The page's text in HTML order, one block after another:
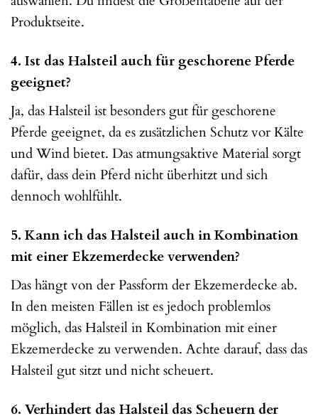
Produktseite.
4. Ist das Halsteil auch für geschorene Pferde
geeignet?
Ja, das Halsteil ist besonders gut für geschorene
Pferde geeignet, da es zusätzlichen Schutz vor Kälte
und Wind bietet. Das atmungsaktive Material sorgt
dafür, dass dein Pferd nicht überhitzt und sich
dennoch wohlfühlt.
5. Kann ich das Halsteil auch in Kombination
mit einer Ekzemerdecke verwenden?
Das hängt von der Passform der Ekzemerdecke ab.
In den meisten Fällen ist es jedoch problemlos
möglich, das Halsteil in Kombination mit einer
Ekzemerdecke zu verwenden. Achte darauf, dass das
Halsteil gut sitzt und nicht scheuert.
6. Verhindert das Halsteil das Scheuern der